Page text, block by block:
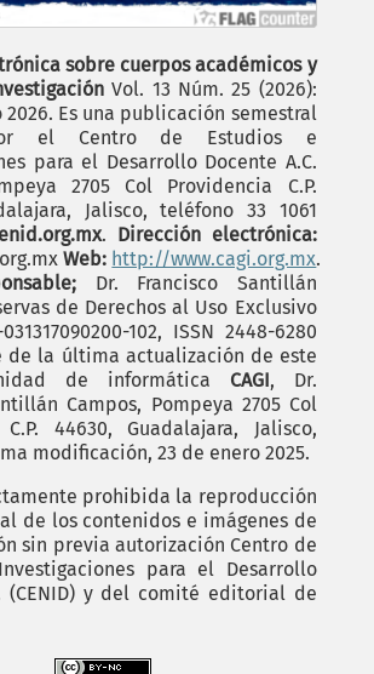
sobre cuerpos académicos y
Vol. 13 Núm. 25 (2026):
2026. Es una publicación semestral
el Centro de Estudios e
para el Desarrollo Docente A.C.
2705 Col Providencia C.P.
Jalisco, teléfono 33 1061
. Dirección electrónica:
Web: http://www.cagi.org.mx.
Dr. Francisco Santillán
de Derechos al Uso Exclusivo
102, ISSN 2448-6280
de la última actualización de este
de informática CAGI, Dr.
Campos, Pompeya 2705 Col
44630, Guadalajara, Jalisco,
modificación, 23 de enero 2025.
prohibida la reproducción
de los contenidos e imágenes de
sin previa autorización Centro de
para el Desarrollo
(CENID) y del comité editorial de